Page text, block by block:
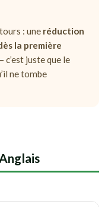
: une réduction
la première
c’est juste que le
ne tombe